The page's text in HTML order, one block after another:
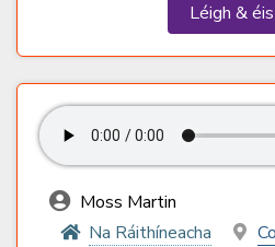
Léigh &
Moss Martin
Na Ráithíneacha